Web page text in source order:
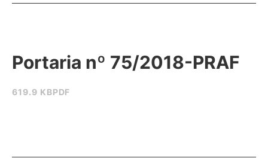
619.9 KBPDF
Portaria nº 75/2018-PRAF